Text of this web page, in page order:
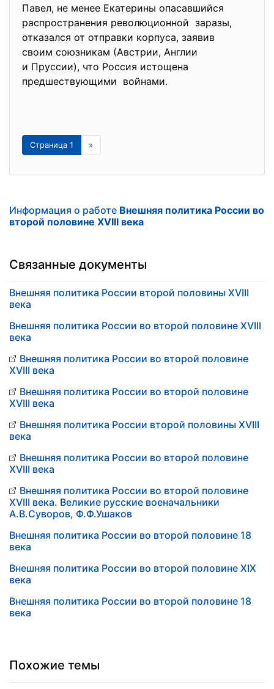
Павел, не менее Екатерины опасавшийся
распространения революционной заразы,
отказался от отправки корпуса, заявив
своим союзникам (Австрии, Англии
и Пруссии), что Россия истощена
предшествующими войнами.
Страница 1 »
Информация о работе Внешняя политика России во
второй половине XVIII века
Связанные документы
Внешняя политика России второй половины XVIII
века
Внешняя политика России во второй половине XVIII
века
Внешняя политика России во второй половине
XVIII века
Внешняя политика России во второй половине
XVIII века
Внешняя политика России второй половины XVIII
века
Внешняя политика России во второй половине
XVIII века
Внешняя политика России во второй половине
XVIII века. Великие русские военачальники
А.В.Суворов, Ф.Ф.Ушаков
Внешняя политика России во второй половине 18
века
Внешняя политика России во второй половине XIX
века
Внешняя политика России во второй половине 18
века
Похожие темы